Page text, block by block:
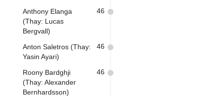
Anthony Elanga
(Thay: Lucas
Bergvall)
46
Anton Saletros (Thay:
Yasin Ayari)
46
Roony Bardghji
(Thay: Alexander
Bernhardsson)
46